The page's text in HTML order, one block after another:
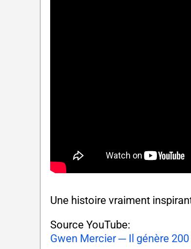
Une histoire vraiment
Source YouTube:
Gwen Mercier ─ Il génère